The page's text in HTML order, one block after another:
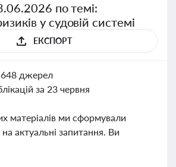
по темі:
у судовій системі
ЕКСПОРТ
джерел
за 23 червня
матеріалів ми сформували
на актуальні запитання. Ви